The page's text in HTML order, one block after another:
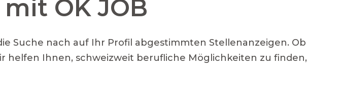
OK JOB
Suche nach auf Ihr Profil abgestimmten Stellenanzeigen. Ob
helfen Ihnen, schweizweit berufliche Möglichkeiten zu finden,